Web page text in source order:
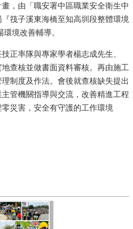
，由「職安署中區職業安全衛生中
筏子溪東海橋至知高圳段整體環境
境改善輔導。
正率隊與專家學者楊志成先生、
查核並做書面資料審核。再由施工
制度及作法。會後就查核缺失提出
管機關指導與交流，改善精進工程
災害，安全有守護的工作環境